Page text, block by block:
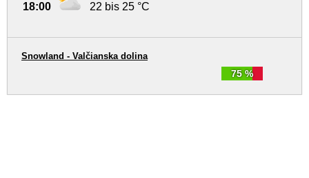
18:00 22 bis 25 °C
75 %
Snowland - Valčianska dolina